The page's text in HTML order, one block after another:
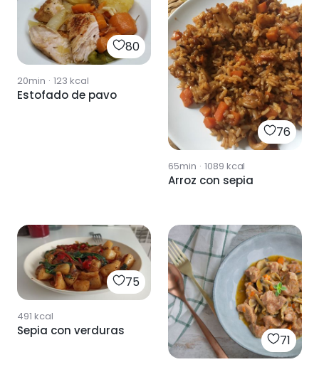
80
20min · 123 kcal
Estofado de pavo
76
65min · 1089 kcal
Arroz con sepia
75
491 kcal
Sepia con verduras
71